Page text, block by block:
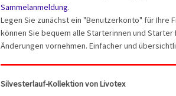
Sammelanmeldung.
Legen Sie zunächst ein "Benutzerkonto" für Ihre
können Sie bequem alle Starterinnen und
Änderungen vornehmen. Einfacher und
Silvesterlauf-Kollektion von Livotex